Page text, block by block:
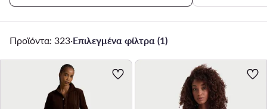
Προϊόντα: 323·Επιλεγμένα φίλτρα (1)